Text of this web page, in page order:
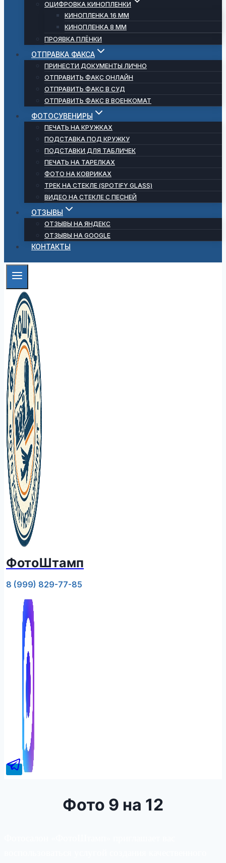
ОЦИФРОВКА КИНОПЛЕНКИ
КИНОПЛЕНКА 16 ММ
КИНОПЛЕНКА 8 ММ
ПРОЯВКА ПЛЁНКИ
ОТПРАВКА ФАКСА
ПРИНЕСТИ ДОКУМЕНТЫ ЛИЧНО
ОТПРАВИТЬ ФАКС ОНЛАЙН
ОТПРАВИТЬ ФАКС В СУД
ОТПРАВИТЬ ФАКС В ВОЕНКОМАТ
ФОТОСУВЕНИРЫ
ПЕЧАТЬ НА КРУЖКАХ
ПОДСТАВКА ПОД КРУЖКУ
ПОДСТАВКИ ДЛЯ ТАБЛИЧЕК
ПЕЧАТЬ НА ТАРЕЛКАХ
ФОТО НА КОВРИКАХ
ТРЕК НА СТЕКЛЕ (SPOTIFY GLASS)
ВИДЕО НА СТЕКЛЕ С ПЕСНЕЙ
ОТЗЫВЫ
ОТЗЫВЫ НА ЯНДЕКС
ОТЗЫВЫ НА GOOGLE
КОНТАКТЫ
ФотоШтамп
8 (999) 829-77-85
Фото 9 на 12